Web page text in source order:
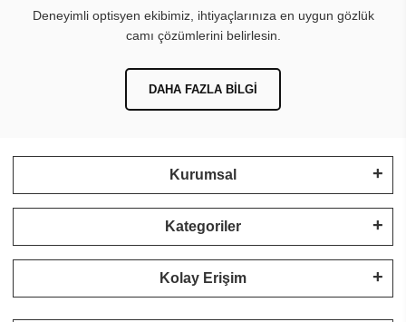
Deneyimli optisyen ekibimiz, ihtiyaçlarınıza en uygun gözlük
camı çözümlerini belirlesin.
DAHA FAZLA BILGI
Kurumsal
Kategoriler
Kolay Erişim